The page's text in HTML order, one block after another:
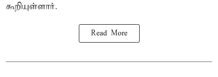
கூறியுள்ளார்.
Read More